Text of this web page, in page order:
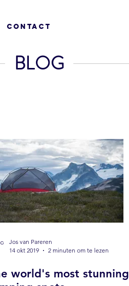
CONTACT
BLOG
Jos van Pareren
14 okt 2019
2 minuten om te lezen
world's most stunning